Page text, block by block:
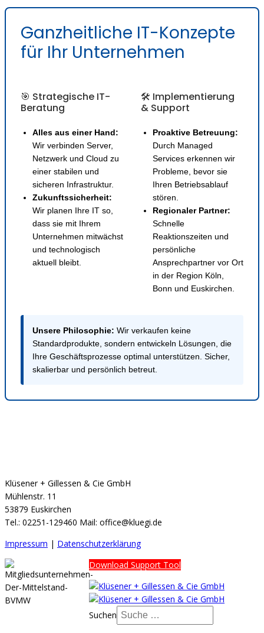
Ganzheitliche IT-Konzepte
für Ihr Unternehmen
🎯 Strategische IT-
Beratung
Alles aus einer Hand:
Wir verbinden Server,
Netzwerk und Cloud zu
einer stabilen und
sicheren Infrastruktur.
Zukunftssicherheit:
Wir planen Ihre IT so,
dass sie mit Ihrem
Unternehmen mitwächst
und technologisch
aktuell bleibt.
🛠️ Implementierung
& Support
Proaktive Betreuung:
Durch Managed
Services erkennen wir
Probleme, bevor sie
Ihren Betriebsablauf
stören.
Regionaler Partner:
Schnelle
Reaktionszeiten und
persönliche
Ansprechpartner vor Ort
in der Region Köln,
Bonn und Euskirchen.
Unsere Philosophie: Wir verkaufen keine
Standardprodukte, sondern entwickeln Lösungen, die
Ihre Geschäftsprozesse optimal unterstützen. Sicher,
skalierbar und persönlich betreut.
Klüsener + Gillessen & Cie GmbH
Mühlenstr. 11
53879 Euskirchen
Tel.: 02251-129460 Mail: office@kluegi.de
Impressum | Datenschutzerklärung
Download Support Tool
Suchen